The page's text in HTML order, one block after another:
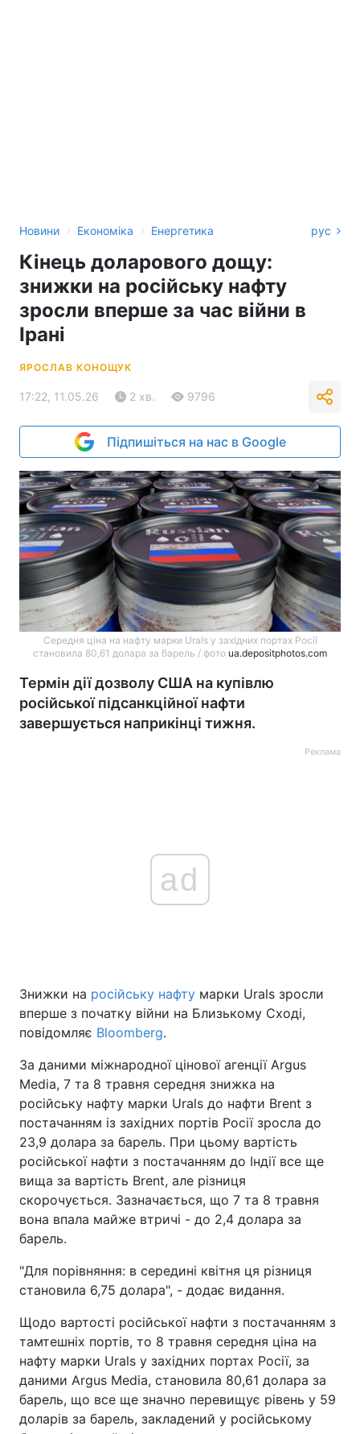
Новини › Економіка › Енергетика рус
Кінець доларового дощу:
знижки на російську нафту
зросли вперше за час війни в
Ірані
ЯРОСЛАВ КОНОЩУК
17:22, 11.05.26 2 хв. 9796
Підпишіться на нас в Google
Середня ціна на нафту марки Urals у західних портах Росії
становила 80,61 долара за барель / фото ua.depositphotos.com
Термін дії дозволу США на купівлю
російської підсанкційної нафти
завершується наприкінці тижня.
Реклама
ad
Знижки на російську нафту марки Urals зросли
вперше з початку війни на Близькому Сході,
повідомляє Bloomberg.
За даними міжнародної цінової агенції Argus
Media, 7 та 8 травня середня знижка на
російську нафту марки Urals до нафти Brent з
постачанням із західних портів Росії зросла до
23,9 долара за барель. При цьому вартість
російської нафти з постачанням до Індії все ще
вища за вартість Brent, але різниця
скорочується. Зазначається, що 7 та 8 травня
вона впала майже втричі - до 2,4 долара за
барель.
"Для порівняння: в середині квітня ця різниця
становила 6,75 долара", - додає видання.
Щодо вартості російської нафти з постачанням з
тамтешніх портів, то 8 травня середня ціна на
нафту марки Urals у західних портах Росії, за
даними Argus Media, становила 80,61 долара за
барель, що все ще значно перевищує рівень у 59
доларів за барель, закладений у російському